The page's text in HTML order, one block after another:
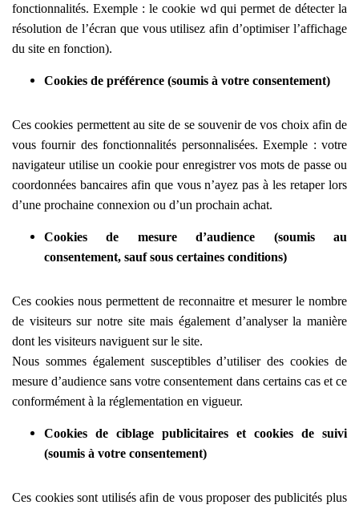
fonctionnalités. Exemple : le cookie wd qui permet de détecter la
résolution de l’écran que vous utilisez afin d’optimiser l’affichage
du site en fonction).
Cookies de préférence (soumis à votre consentement)
Ces cookies permettent au site de se souvenir de vos choix afin de
vous fournir des fonctionnalités personnalisées. Exemple : votre
navigateur utilise un cookie pour enregistrer vos mots de passe ou
coordonnées bancaires afin que vous n’ayez pas à les retaper lors
d’une prochaine connexion ou d’un prochain achat.
Cookies de mesure d’audience (soumis au
consentement, sauf sous certaines conditions)
Ces cookies nous permettent de reconnaitre et mesurer le nombre
de visiteurs sur notre site mais également d’analyser la manière
dont les visiteurs naviguent sur le site.
Nous sommes également susceptibles d’utiliser des cookies de
mesure d’audience sans votre consentement dans certains cas et ce
conformément à la réglementation en vigueur.
Cookies de ciblage publicitaires et cookies de suivi
(soumis à votre consentement)
Ces cookies sont utilisés afin de vous proposer des publicités plus